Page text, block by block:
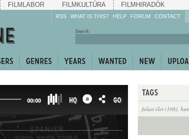
FILMLABOR FILMKULTÚRA FILMHIRADÓK
RSS WHAT IS THIS? HELP
Enrich!
Share!
FORUM CONTACT
Search:
falusi élet (108),
00:00 HQ GO